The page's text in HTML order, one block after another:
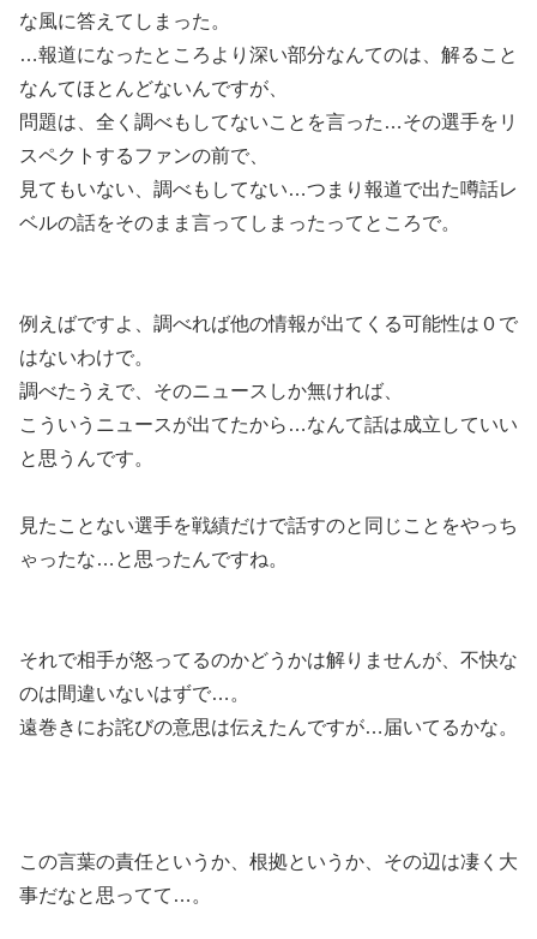
な風に答えてしまった。
…報道になったところより深い部分なんてのは、解ること
なんてほとんどないんですが、
問題は、全く調べもしてないことを言った…その選手をリ
スペクトするファンの前で、
見てもいない、調べもしてない…つまり報道で出た噂話レ
ベルの話をそのまま言ってしまったってところで。
例えばですよ、調べれば他の情報が出てくる可能性は０で
はないわけで。
調べたうえで、そのニュースしか無ければ、
こういうニュースが出てたから…なんて話は成立していい
と思うんです。
見たことない選手を戦績だけで話すのと同じことをやっち
ゃったな…と思ったんですね。
それで相手が怒ってるのかどうかは解りませんが、不快な
のは間違いないはずで…。
遠巻きにお詫びの意思は伝えたんですが…届いてるかな。
この言葉の責任というか、根拠というか、その辺は凄く大
事だなと思ってて…。